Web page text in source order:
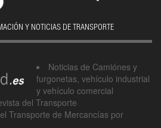
Y NOTICIAS DE TRANSPORTE
Noticias de Camiónes y
furgonetas, vehículo industrial
y vehículo comercial
del Transporte
Transporte de Mercancías por